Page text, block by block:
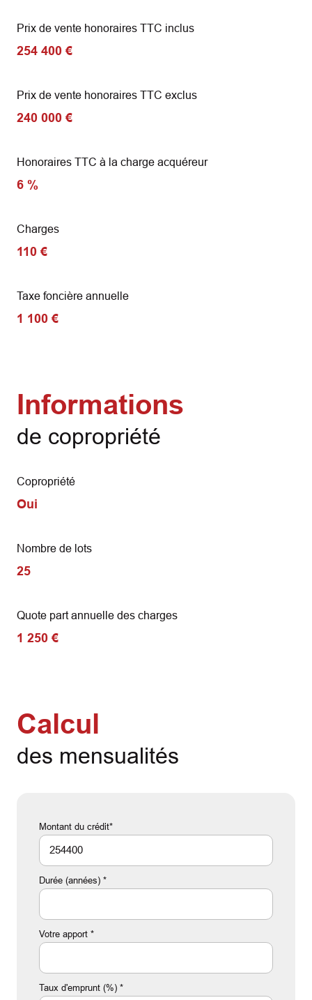
Prix de vente honoraires TTC inclus
254 400 €
Prix de vente honoraires TTC exclus
240 000 €
Honoraires TTC à la charge acquéreur
6 %
Charges
110 €
Taxe foncière annuelle
1 100 €
Informations
de copropriété
Copropriété
Oui
Nombre de lots
25
Quote part annuelle des charges
1 250 €
Calcul
des mensualités
Montant du crédit*
Durée (années) *
Votre apport *
Taux d'emprunt (%) *